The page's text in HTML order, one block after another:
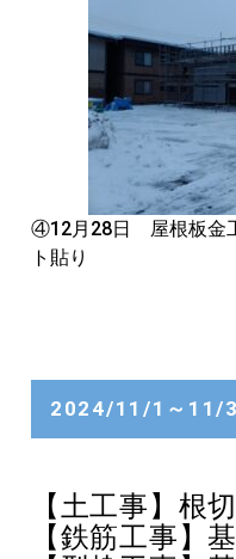
④12月28日 屋根板金
ト貼り
2024/11/1～11/
【土工事】根
【鉄筋工事